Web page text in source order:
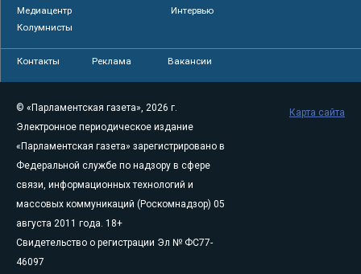
Медиацентр
Интервью
Колумнисты
Контакты Реклама Вакансии
© «Парламентская газета», 2026 г.
Электронное периодическое издание
«Парламентская газета» зарегистрировано в
Федеральной службе по надзору в сфере
связи, информационных технологий и
массовых коммуникаций (Роскомнадзор) 05
августа 2011 года. 18+
Свидетельство о регистрации Эл № ФС77-
46097
Карта сайта